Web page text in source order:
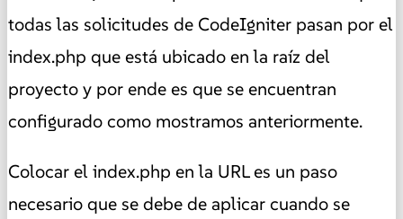
todas las solicitudes de CodeIgniter pasan por el
index.php que está ubicado en la raíz del
proyecto y por ende es que se encuentran
configurado como mostramos anteriormente.
Colocar el index.php en la URL es un paso
necesario que se debe de aplicar cuando se